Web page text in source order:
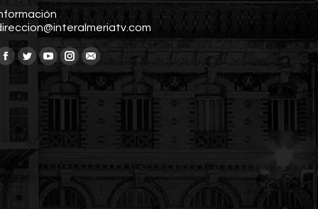
en:
Facebook
TwitterYouTube
Instagram
Mail